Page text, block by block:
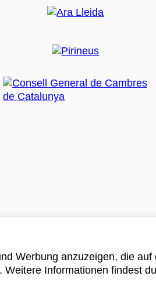
Werbung anzuzeigen, die
Informationen findest